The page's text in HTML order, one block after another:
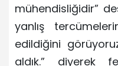
mühendisliğidir”
yanlış
edildiğini
aldık.” diyerek